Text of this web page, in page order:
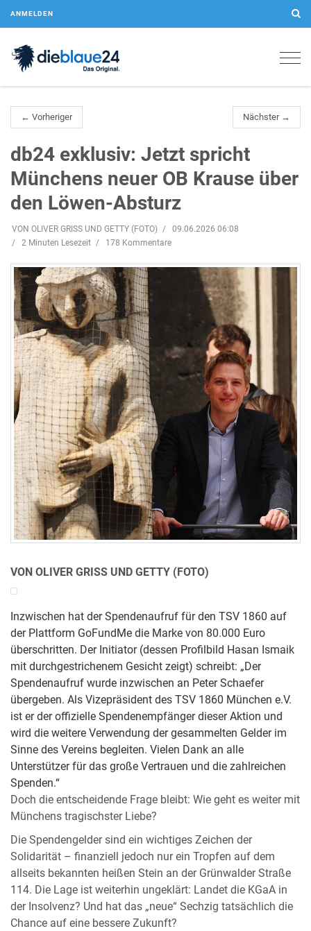
ANMELDEN
← Vorheriger Nächster →
db24 exklusiv: Jetzt spricht
Münchens neuer OB Krause über
den Löwen-Absturz
VON OLIVER GRISS UND GETTY (FOTO)
09.06.2026 06:08
2 Minuten Lesezeit
178 Kommentare
VON OLIVER GRISS UND GETTY (FOTO)
Inzwischen hat der Spendenaufruf für den TSV 1860 auf
der Plattform GoFundMe die Marke von 80.000 Euro
überschritten. Der Initiator (dessen Profilbild Hasan Ismaik
mit durchgestrichenem Gesicht zeigt) schreibt: „Der
Spendenaufruf wurde inzwischen an Peter Schaefer
übergeben. Als Vizepräsident des TSV 1860 München e.V.
ist er der offizielle Spendenempfänger dieser Aktion und
wird die weitere Verwendung der gesammelten Gelder im
Sinne des Vereins begleiten. Vielen Dank an alle
Unterstützer für das große Vertrauen und die zahlreichen
Spenden.“
Doch die entscheidende Frage bleibt: Wie geht es weiter mit
Münchens tragischster Liebe?
Die Spendengelder sind ein wichtiges Zeichen der
Solidarität – finanziell jedoch nur ein Tropfen auf dem
allseits bekannten heißen Stein an der Grünwalder Straße
114. Die Lage ist weiterhin ungeklärt: Landet die KGaA in
der Insolvenz? Und hat das „neue“ Sechzig tatsächlich die
Chance auf eine bessere Zukunft?